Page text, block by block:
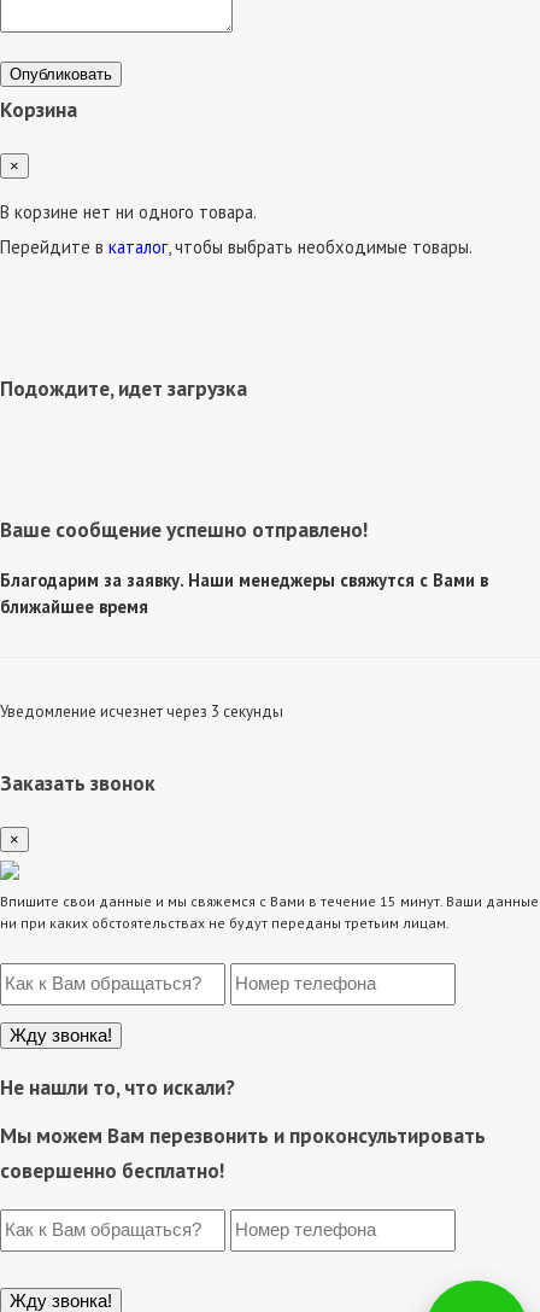
Опубликовать
Корзина
×
В корзине нет ни одного товара.
Перейдите в каталог, чтобы выбрать необходимые товары.
Подождите, идет загрузка
Ваше сообщение успешно отправлено!
Благодарим за заявку. Наши менеджеры свяжутся с Вами в
ближайшее время
Уведомление исчезнет через 3 секунды
Заказать звонок
×
Впишите свои данные и мы свяжемся с Вами в течение 15 минут. Ваши данные
ни при каких обстоятельствах не будут переданы третьим лицам.
Не нашли то, что искали?
Мы можем Вам перезвонить и проконсультировать
совершенно бесплатно!